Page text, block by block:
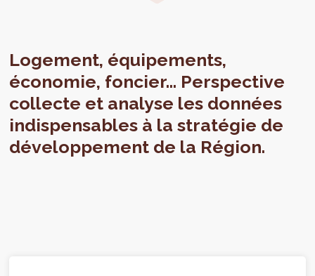
Logement, équipements,
économie, foncier… Perspective
collecte et analyse les données
indispensables à la stratégie de
développement de la Région.